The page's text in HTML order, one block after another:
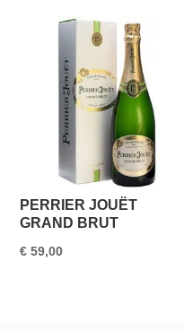
PERRIER JOUËT
GRAND BRUT
€ 59,00